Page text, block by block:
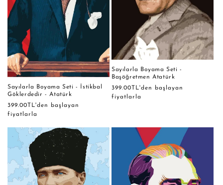
Sayılarla Boyama Seti - İstikbal
Göklerdedir - Atatürk
Normal
fiyat
399.00TL'den başlayan
fiyatlarla
Sayılarla Boyama Seti -
Başöğretmen Atatürk
Normal
fiyat
399.00TL'den başlayan
fiyatlarla